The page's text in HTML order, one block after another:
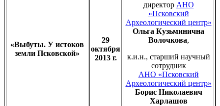
«Выбуты. У истоков
земли Псковской»
29
октября
2013 г.
директор АНО
«Псковский
Археологический центр»
Ольга Кузьминична
Волочкова,
к.и.н., старший научный
сотрудник
АНО «Псковский
Археологический центр»
Борис Николаевич
Харлашов